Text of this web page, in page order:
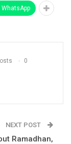
WhatsApp
0
NEXT POST
Ramadhan,